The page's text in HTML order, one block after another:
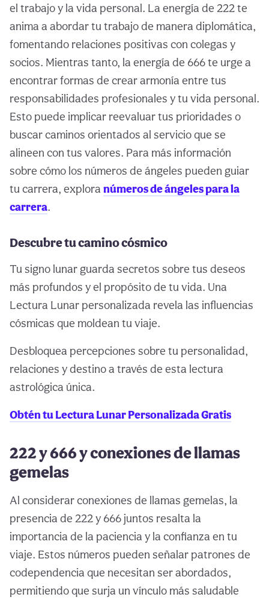
el trabajo y la vida personal. La energía de 222 te
anima a abordar tu trabajo de manera diplomática,
fomentando relaciones positivas con colegas y
socios. Mientras tanto, la energía de 666 te urge a
encontrar formas de crear armonía entre tus
responsabilidades profesionales y tu vida personal.
Esto puede implicar reevaluar tus prioridades o
buscar caminos orientados al servicio que se
alineen con tus valores. Para más información
sobre cómo los números de ángeles pueden guiar
tu carrera, explora números de ángeles para la
carrera.
Descubre tu camino cósmico
Tu signo lunar guarda secretos sobre tus deseos
más profundos y el propósito de tu vida. Una
Lectura Lunar personalizada revela las influencias
cósmicas que moldean tu viaje.
Desbloquea percepciones sobre tu personalidad,
relaciones y destino a través de esta lectura
astrológica única.
Obtén tu Lectura Lunar Personalizada Gratis
222 y 666 y conexiones de llamas
gemelas
Al considerar conexiones de llamas gemelas, la
presencia de 222 y 666 juntos resalta la
importancia de la paciencia y la confianza en tu
viaje. Estos números pueden señalar patrones de
codependencia que necesitan ser abordados,
permitiendo que surja un vínculo más saludable